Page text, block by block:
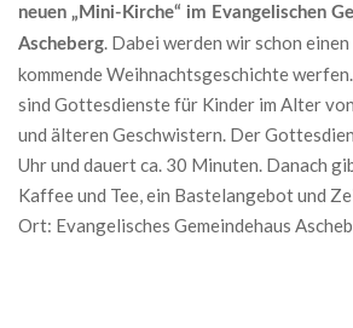
neuen „Mini-Kirche“ im Evangelischen
Ascheberg. Dabei werden wir schon
kommende Weihnachtsgeschichte
sind Gottesdienste für Kinder im Alter
und älteren Geschwistern. Der
Uhr und dauert ca. 30 Minuten. Danach
Kaffee und Tee, ein Bastelangebot und
Ort: Evangelisches Gemeindehaus